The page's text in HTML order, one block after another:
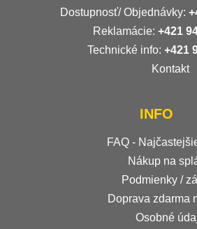
Dostupnosť/ Objednávky:
Reklamácie: +421
Technické info: +421
Kontakt
INFO
FAQ -
Nákup na
Podmienky /
Doprava zdarma
Osobné